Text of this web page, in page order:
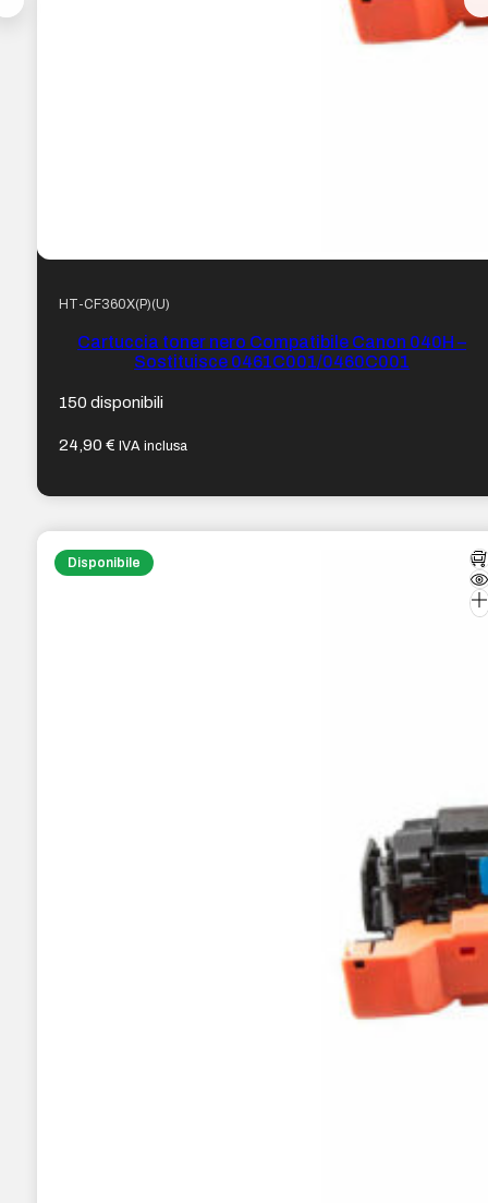
HT-CF360X(P)(U)
Cartuccia toner nero Compatibile Canon 040H –
Sostituisce 0461C001/0460C001
150 disponibili
24,90€ IVA inclusa
Disponibile